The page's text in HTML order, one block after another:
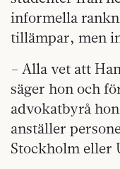
informella
tillämpar, men
– Alla vet att
säger hon och
advokatbyrå
anställer
Stockholm eller